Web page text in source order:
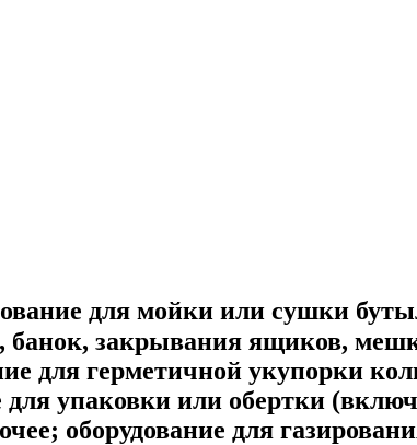
для мойки или сушки
банок, закрывания ящиков,
для герметичной укупорки
упаковки или обертки
оборудование для